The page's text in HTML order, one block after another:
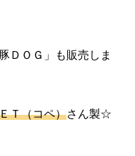
ＤＯＧ」も販売しま
Ｔ（コペ）さん製☆